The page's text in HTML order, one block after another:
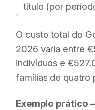
título (por
O custo total do
2026 varia entre
indivíduos e
famílias de quatro
Exemplo prático